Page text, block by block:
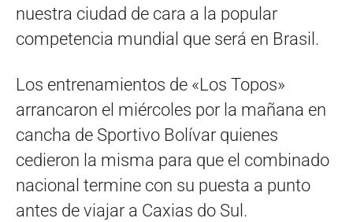
nuestra ciudad de cara a la popular
competencia mundial que será en Brasil.
Los entrenamientos de «Los Topos»
arrancaron el miércoles por la mañana en
cancha de Sportivo Bolívar quienes
cedieron la misma para que el combinado
nacional termine con su puesta a punto
antes de viajar a Caxias do Sul.